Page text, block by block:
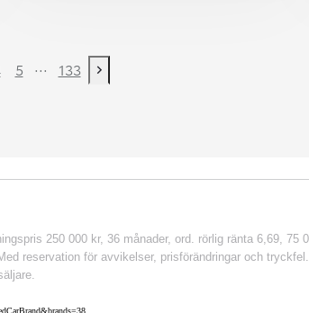
5 ... 133
Next page
250 000 kr, 36 månader, ord. rörlig ränta 6,69, 75
reservation för avvikelser, prisförändringar och